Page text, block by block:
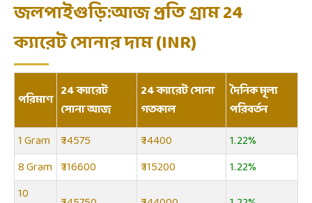
জলপাইগুড়ি:আজ প্রতি গ্রাম 24
ক্যারেট সোনার দাম (INR)
পরিমাণ 24 ক্যারেট
সোনা আজ
24 ক্যারেট সোনা
গতকাল
দৈনিক মূল্য
পরিবর্তন
1 Gram ₹ 14575 ₹ 14400
1.22%
8 Gram ₹ 116600 ₹ 115200
1.22%
10